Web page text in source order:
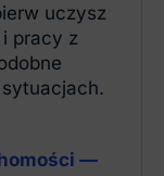
uczysz
pracy z
—